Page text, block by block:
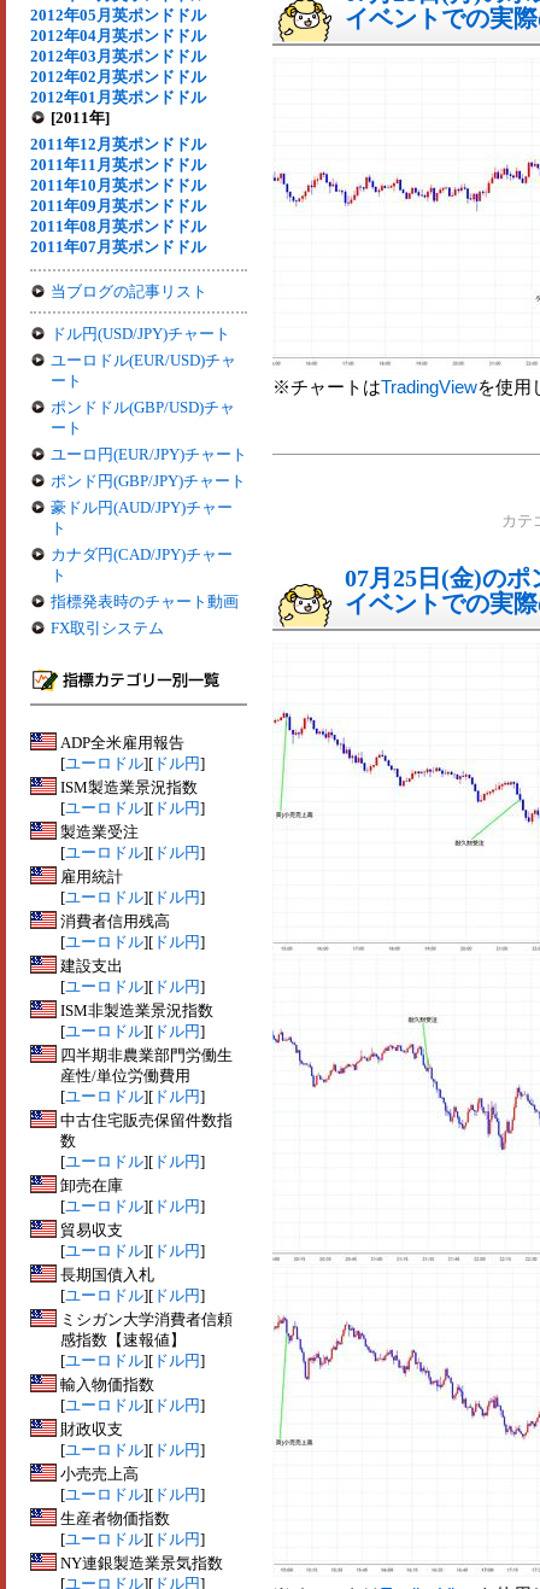
2012年05月英ポンドドル
2012年04月英ポンドドル
2012年03月英ポンドドル
2012年02月英ポンドドル
2012年01月英ポンドドル
[2011年]
2011年12月英ポンドドル
2011年11月英ポンドドル
2011年10月英ポンドドル
2011年09月英ポンドドル
2011年08月英ポンドドル
2011年07月英ポンドドル
当ブログの記事リスト
ドル円(USD/JPY)チャート
ユーロドル(EUR/USD)チャ
ート
ポンドドル(GBP/USD)チャ
ート
ユーロ円(EUR/JPY)チャート
ポンド円(GBP/JPY)チャート
豪ドル円(AUD/JPY)チャー
ト
カナダ円(CAD/JPY)チャー
ト
指標発表時のチャート動画
FX取引システム
ADP全米雇用報告
[ユーロドル][ ドル円]
ISM製造業景況指数
[ユーロドル][ ドル円]
製造業受注
[ユーロドル][ ドル円]
雇用統計
[ユーロドル][ ドル円]
消費者信用残高
[ユーロドル][ ドル円]
建設支出
[ユーロドル][ ドル円]
ISM非製造業景況指数
[ユーロドル][ ドル円]
四半期非農業部門労働生
産性/単位労働費用
[ユーロドル][ ドル円]
中古住宅販売保留件数指
数
[ユーロドル][ ドル円]
卸売在庫
[ユーロドル][ ドル円]
貿易収支
[ユーロドル][ ドル円]
長期国債入札
[ユーロドル][ ドル円]
ミシガン大学消費者信頼
感指数【速報値】
[ユーロドル][ ドル円]
輸入物価指数
[ユーロドル][ ドル円]
財政収支
[ユーロドル][ ドル円]
小売売上高
[ユーロドル][ ドル円]
生産者物価指数
[ユーロドル][ ドル円]
NY連銀製造業景気指数
[ユーロドル][ ドル円]
イベントでの実
※チャートはTradingViewを使用
カテ
07月25日(金)の
イベントでの実